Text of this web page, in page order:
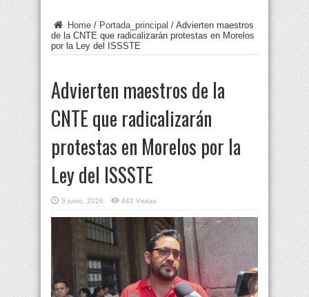
Home / Portada_principal / Advierten maestros
de la CNTE que radicalizarán protestas en Morelos
por la Ley del ISSSTE
Advierten maestros de la
CNTE que radicalizarán
protestas en Morelos por la
Ley del ISSSTE
3 junio, 2026 442 Visitas